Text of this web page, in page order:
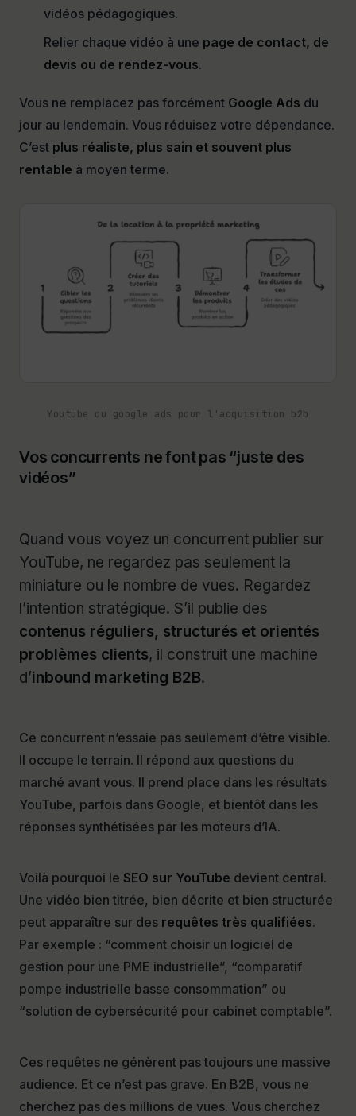
vidéos pédagogiques.
Relier chaque vidéo à une page de contact, de
devis ou de rendez-vous.
Vous ne remplacez pas forcément Google Ads du
jour au lendemain. Vous réduisez votre dépendance.
C’est plus réaliste, plus sain et souvent plus
rentable à moyen terme.
Youtube ou google ads pour l'acquisition b2b
Vos concurrents ne font pas “juste des
vidéos”
Quand vous voyez un concurrent publier sur
YouTube, ne regardez pas seulement la
miniature ou le nombre de vues. Regardez
l’intention stratégique. S’il publie des
contenus réguliers, structurés et orientés
problèmes clients, il construit une machine
d’inbound marketing B2B.
Ce concurrent n’essaie pas seulement d’être visible.
Il occupe le terrain. Il répond aux questions du
marché avant vous. Il prend place dans les résultats
YouTube, parfois dans Google, et bientôt dans les
réponses synthétisées par les moteurs d’IA.
Voilà pourquoi le SEO sur YouTube devient central.
Une vidéo bien titrée, bien décrite et bien structurée
peut apparaître sur des requêtes très qualifiées.
Par exemple : “comment choisir un logiciel de
gestion pour une PME industrielle”, “comparatif
pompe industrielle basse consommation” ou
“solution de cybersécurité pour cabinet comptable”.
Ces requêtes ne génèrent pas toujours une massive
audience. Et ce n’est pas grave. En B2B, vous ne
cherchez pas des millions de vues. Vous cherchez